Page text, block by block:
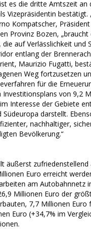
es die dritte Amtszeit an
Vizepräsidentin
Kompatscher,
Provinz Bozen,
auf Verlässlichkeit und
entlang der
Maurizio Fugatti,
Weg fortzusetzen
für die
von 9,2
Interesse der Gebiete
darstellt.
nachhaltiger,
Bevölkerung.“
äußerst
Euro erreicht
am Autobahnnetz
Millionen Euro der
7,7 Millionen Euro
Euro (+34,7% im